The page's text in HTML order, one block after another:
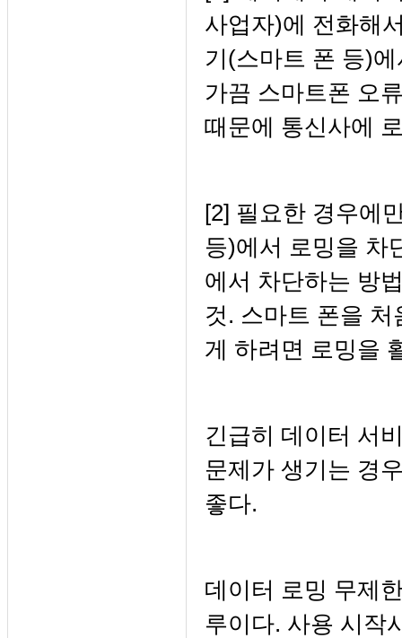
사업자)에 전화해
기(스마트 폰 등)
가끔 스마트폰 오
때문에 통신사에
[2] 필요한 경우에
등)에서 로밍을 차
에서 차단하는 방
것. 스마트 폰을
게 하려면 로밍을
긴급히 데이터 서
문제가 생기는 경
좋다.
데이터 로밍 무제
루이다. 사용 시작